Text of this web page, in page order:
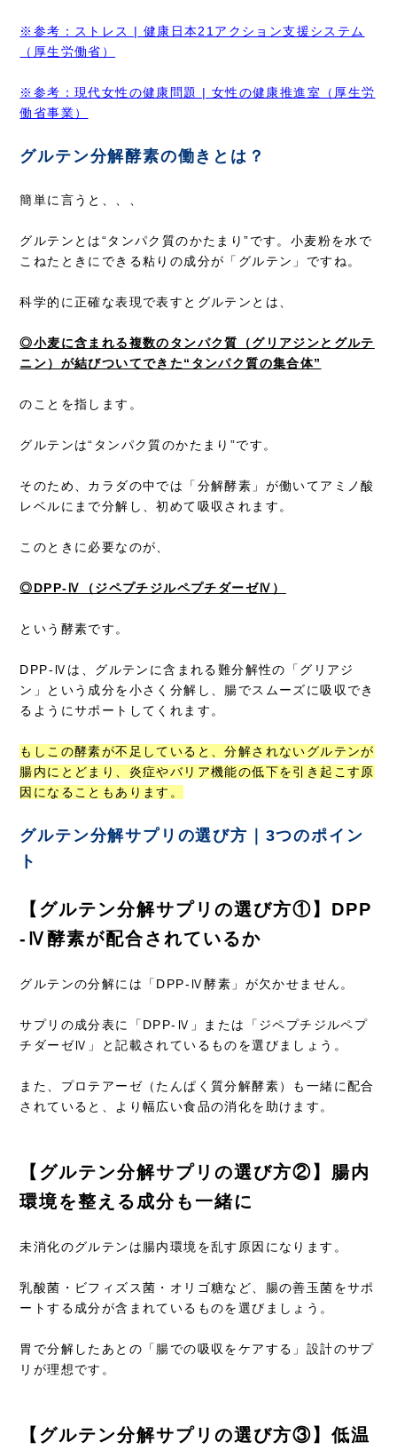
※参考：ストレス | 健康日本21アクション支援システム
（厚生労働省）
※参考：現代女性の健康問題 | 女性の健康推進室（厚生労
働省事業）
グルテン分解酵素の働きとは？
簡単に言うと、、、
グルテンとは“タンパク質のかたまり”です。小麦粉を水で
こねたときにできる粘りの成分が「グルテン」ですね。
科学的に正確な表現で表すとグルテンとは、
◎小麦に含まれる複数のタンパク質（グリアジンとグルテ
ニン）が結びついてできた“タンパク質の集合体”
のことを指します。
グルテンは“タンパク質のかたまり”です。
そのため、カラダの中では「分解酵素」が働いてアミノ酸
レベルにまで分解し、初めて吸収されます。
このときに必要なのが、
◎DPP-Ⅳ（ジペプチジルペプチダーゼⅣ）
という酵素です。
DPP-Ⅳは、グルテンに含まれる難分解性の「グリアジ
ン」という成分を小さく分解し、腸でスムーズに吸収でき
るようにサポートしてくれます。
もしこの酵素が不足していると、分解されないグルテンが
腸内にとどまり、炎症やバリア機能の低下を引き起こす原
因になることもあります。
グルテン分解サプリの選び方｜3つのポイン
ト
【グルテン分解サプリの選び方①】DPP
-Ⅳ酵素が配合されているか
グルテンの分解には「DPP-Ⅳ酵素」が欠かせません。
サプリの成分表に「DPP-Ⅳ」または「ジペプチジルペプ
チダーゼⅣ」と記載されているものを選びましょう。
また、プロテアーゼ（たんぱく質分解酵素）も一緒に配合
されていると、より幅広い食品の消化を助けます。
【グルテン分解サプリの選び方②】腸内
環境を整える成分も一緒に
未消化のグルテンは腸内環境を乱す原因になります。
乳酸菌・ビフィズス菌・オリゴ糖など、腸の善玉菌をサポ
ートする成分が含まれているものを選びましょう。
胃で分解したあとの「腸での吸収をケアする」設計のサプ
リが理想です。
【グルテン分解サプリの選び方③】低温